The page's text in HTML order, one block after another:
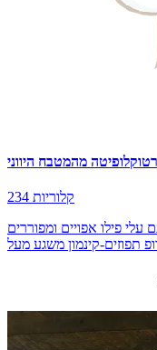
מהמטבח היווני
234 קלוריות
עלי פילו אפויים ומפוררים
תפוזים-קינמון משגע מעל